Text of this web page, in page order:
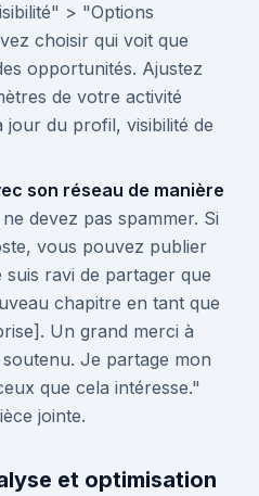
> "Options
choisir qui voit que
opportunités. Ajustez
de votre activité
jour du profil, visibilité de
son réseau de manière
devez pas spammer. Si
vous pouvez publier
suis ravi de partager que
chapitre en tant que
Un grand merci à
Je partage mon
que cela intéresse."
jointe.
et optimisation